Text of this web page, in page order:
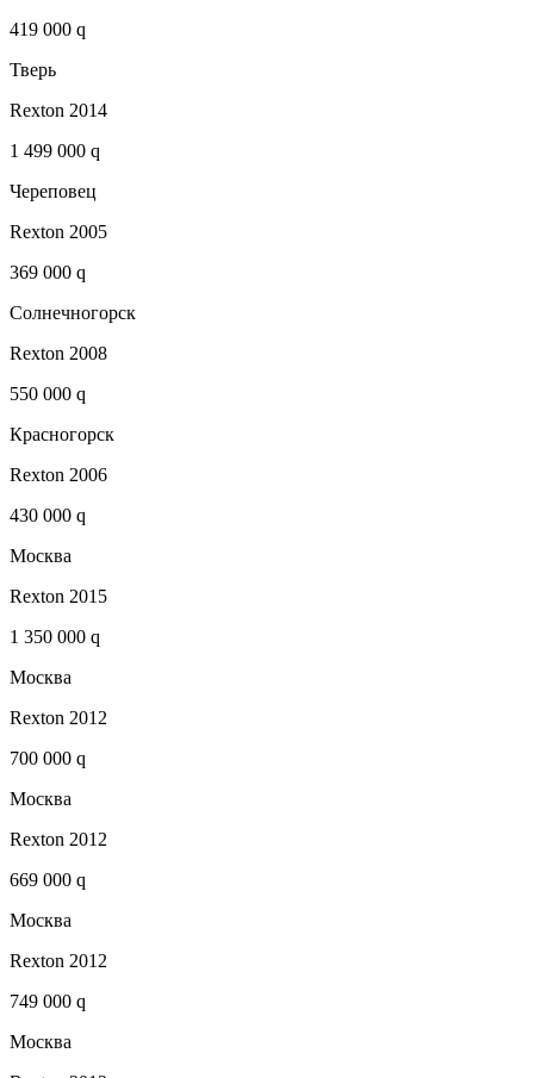
419 000 q
Тверь
Rexton 2014
1 499 000 q
Череповец
Rexton 2005
369 000 q
Солнечногорск
Rexton 2008
550 000 q
Красногорск
Rexton 2006
430 000 q
Москва
Rexton 2015
1 350 000 q
Москва
Rexton 2012
700 000 q
Москва
Rexton 2012
669 000 q
Москва
Rexton 2012
749 000 q
Москва